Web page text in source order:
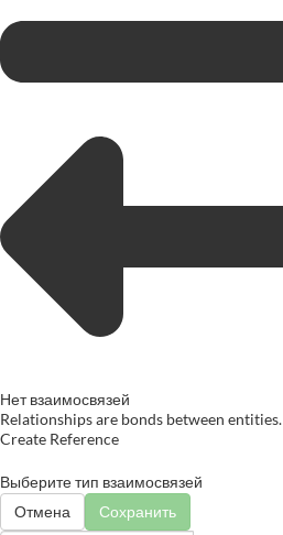
Нет взаимосвязей
Relationships are bonds between entities.
Create Reference
Выберите тип взаимосвязей
Отмена
Сохранить